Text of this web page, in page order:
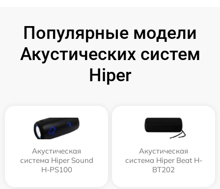
Популярные модели
Акустических систем
Hiper
Акустическая
система Hiper Sound
H-PS100
Акустическая
система Hiper Beat H-
BT202